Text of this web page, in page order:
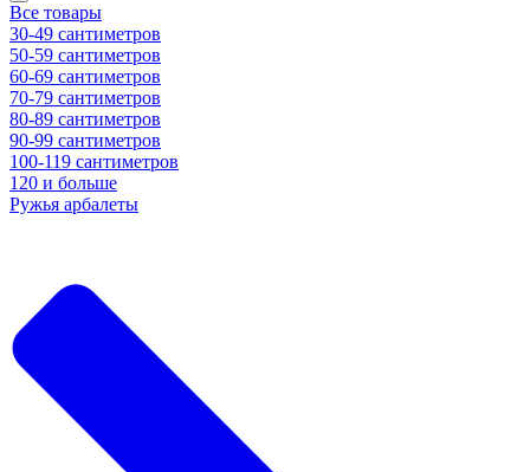
Все товары
30-49 сантиметров
50-59 сантиметров
60-69 сантиметров
70-79 сантиметров
80-89 сантиметров
90-99 сантиметров
100-119 сантиметров
120 и больше
Ружья арбалеты